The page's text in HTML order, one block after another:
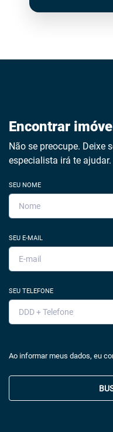
Encontrar
Não se preocupe. Deixe
especialista irá te ajudar.
SEU NOME
SEU E-MAIL
SEU TELEFONE
Ao informar meus dados, eu